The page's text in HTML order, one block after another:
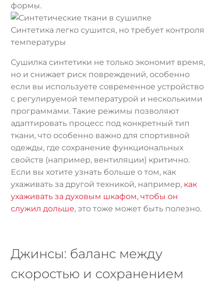
формы.
Синтетика легко сушится, но требует контроля
температуры
Сушилка синтетики не только экономит время,
но и снижает риск повреждений, особенно
если вы используете современное устройство
с регулируемой температурой и несколькими
программами. Такие режимы позволяют
адаптировать процесс под конкретный тип
ткани, что особенно важно для спортивной
одежды, где сохранение функциональных
свойств (например, вентиляции) критично.
Если вы хотите узнать больше о том, как
ухаживать за другой техникой, например, как
ухаживать за духовым шкафом, чтобы он
служил дольше, это тоже может быть полезно.
Джинсы: баланс между
скоростью и сохранением